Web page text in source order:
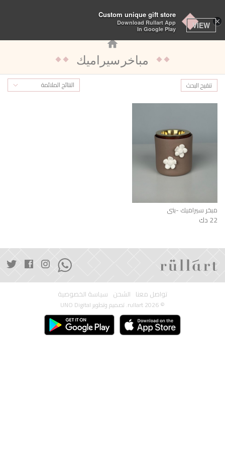
تبديل
التنقل
مباخر سيراميك
تنقيح البحث النتائج الملائمة
مبخر سيراميك -بني
22 دك
تواصل معنا الشحن سياسة الخصوصية
© 2026 rullart. تصميم وتطوير UNO Digital
×
Custom unique gift store
Download Rullart App
In Google Play
VIEW